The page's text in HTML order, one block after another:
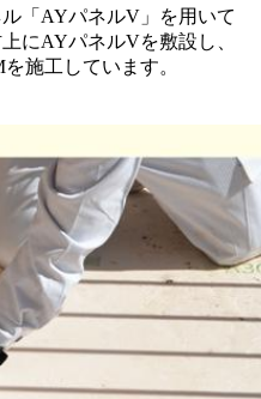
「AYパネルV」を用いて
にAYパネルVを敷設し、
施工しています。